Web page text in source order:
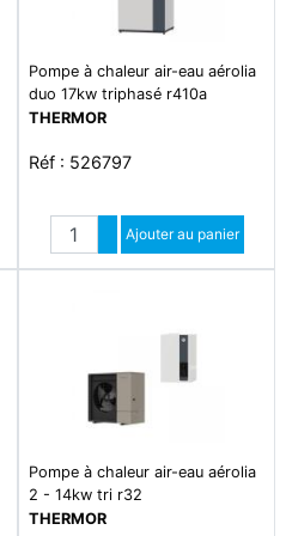
Pompe à chaleur air-eau aérolia
duo 17kw triphasé r410a
THERMOR
Réf : 526797
Quantité
Augmenter quantité
Diminuer quantité
Ajouter au panier
Pompe à chaleur air-eau aérolia
2 - 14kw tri r32
THERMOR